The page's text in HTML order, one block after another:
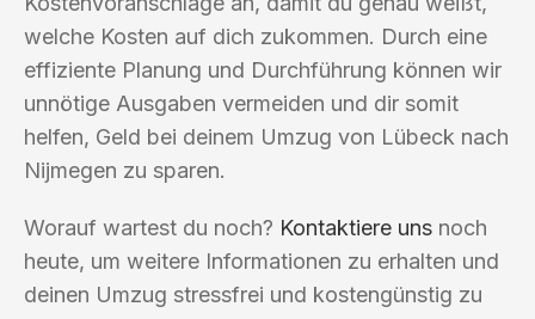
welche Kosten auf dich zukommen. Durch eine
effiziente Planung und Durchführung können wir
unnötige Ausgaben vermeiden und dir somit
helfen, Geld bei deinem Umzug von Lübeck nach
Nijmegen zu sparen.
Worauf wartest du noch? Kontaktiere uns noch
heute, um weitere Informationen zu erhalten und
deinen Umzug stressfrei und kostengünstig zu